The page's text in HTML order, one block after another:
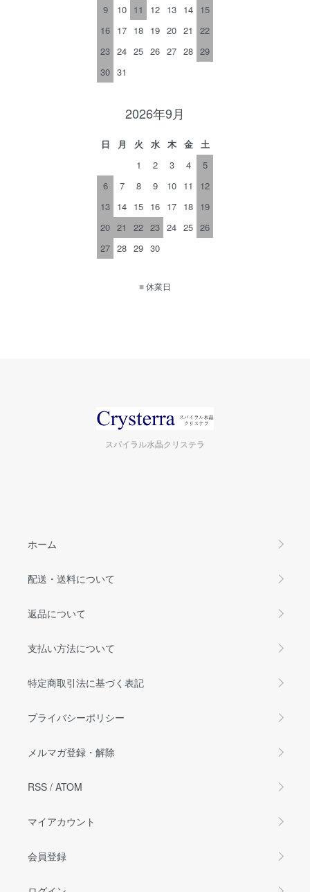
9
10 11 12 13 14 15
16 17 18 19 20 21
22
23 24 25 26 27 28 29
30 31
2026年9月
日 月 火 水 木 金
土
1
2 3 4
5
6
7 8 9 10 11
12
13 14 15 16 17 18 19
20 21 22 23 24 25 26
27 28 29 30
■休業日
スパイラル水晶クリステラ
ホーム
配送・送料について
返品について
支払い方法について
特定商取引法に基づく表記
プライバシーポリシー
メルマガ登録・解除
RSS / ATOM
マイアカウント
会員登録